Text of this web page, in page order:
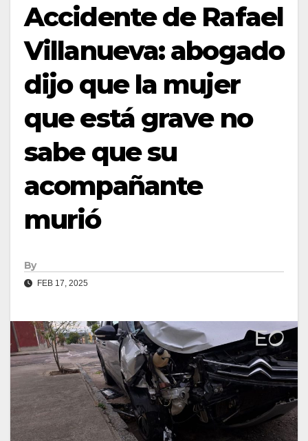
Accidente de Rafael
Villanueva: abogado
dijo que la mujer
que está grave no
sabe que su
acompañante
murió
By
FEB 17, 2025